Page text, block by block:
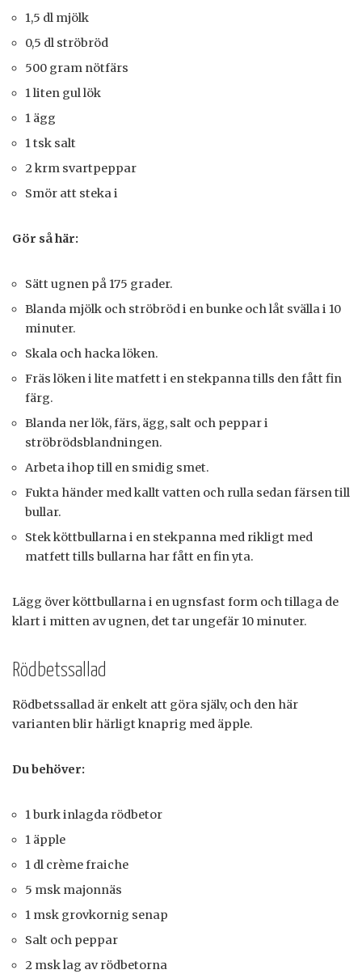
1,5 dl mjölk
0,5 dl ströbröd
500 gram nötfärs
1 liten gul lök
1 ägg
1 tsk salt
2 krm svartpeppar
Smör att steka i
Gör så här:
Sätt ugnen på 175 grader.
Blanda mjölk och ströbröd i en bunke och låt svälla i 10
minuter.
Skala och hacka löken.
Fräs löken i lite matfett i en stekpanna tills den fått fin
färg.
Blanda ner lök, färs, ägg, salt och peppar i
ströbrödsblandningen.
Arbeta ihop till en smidig smet.
Fukta händer med kallt vatten och rulla sedan färsen till
bullar.
Stek köttbullarna i en stekpanna med rikligt med
matfett tills bullarna har fått en fin yta.
Lägg över köttbullarna i en ugnsfast form och tillaga de
klart i mitten av ugnen, det tar ungefär 10 minuter.
Rödbetssallad
Rödbetssallad är enkelt att göra själv, och den här
varianten blir härligt knaprig med äpple.
Du behöver:
1 burk inlagda rödbetor
1 äpple
1 dl crème fraiche
5 msk majonnäs
1 msk grovkornig senap
Salt och peppar
2 msk lag av rödbetorna